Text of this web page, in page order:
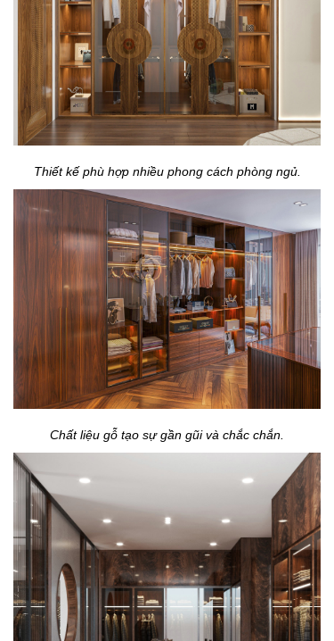
Thiết kế phù hợp nhiều phong cách phòng ngủ.
Chất liệu gỗ tạo sự gần gũi và chắc chắn.